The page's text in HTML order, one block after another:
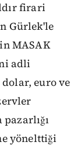
firari
Gürlek'le
MASAK
adli
euro ve
yönelttiği